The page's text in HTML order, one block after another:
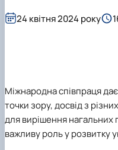
Міжнародна співпраця
точки зору, досвід з
для вирішення нагальних
важливу роль у розвитку
24 квітня 2024 року